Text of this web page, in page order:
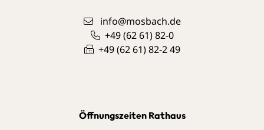
info@mosbach.de
+49 (62 61) 82-0
+49 (62 61) 82-2 49
Öffnungszeiten Rathaus